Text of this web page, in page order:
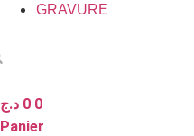
GRAVURE
0 د.ج
0
Panier